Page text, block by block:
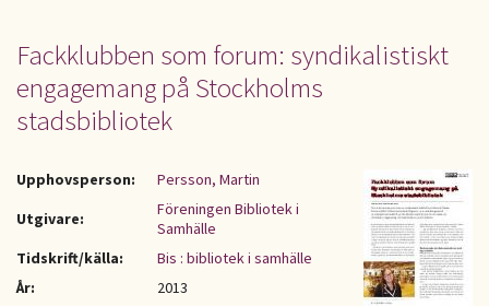
Fackklubben som forum: syndikalistiskt
engagemang på Stockholms
stadsbibliotek
Upphovsperson:
Persson, Martin
Utgivare:
Föreningen Bibliotek i
Samhälle
Tidskrift/källa:
Bis : bibliotek i samhälle
År:
2013